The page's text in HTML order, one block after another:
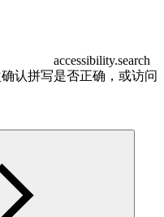
accessibility.search
认拼写是否正确，或访问